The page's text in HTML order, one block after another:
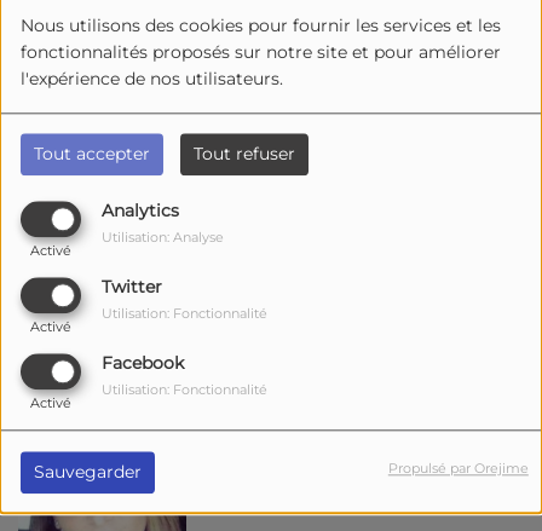
Nous utilisons des cookies pour fournir les services et les
fonctionnalités proposés sur notre site et pour améliorer
l'expérience de nos utilisateurs.
Tout accepter Tout refuser
Analytics
Activé
Utilisation: Analyse
Twitter
Activé
Utilisation: Fonctionnalité
Facebook
Activé
Utilisation: Fonctionnalité
Sauvegarder Propulsé par Orejime
Adrien Viven
Marie-Odile de Montbron